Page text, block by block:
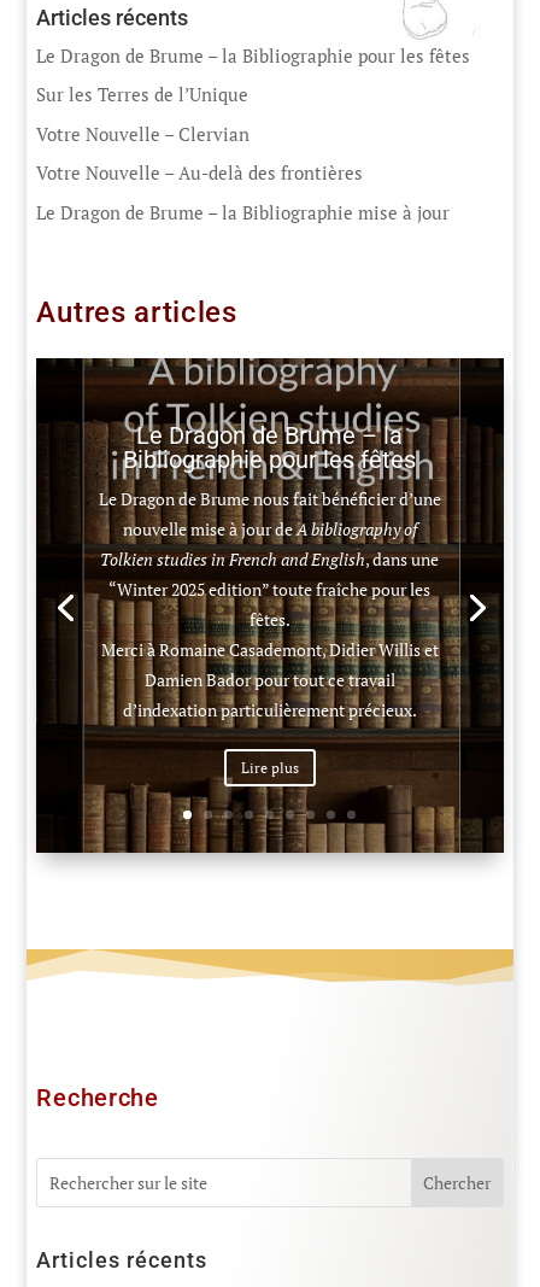
Articles récents
Le Dragon de Brume – la Bibliographie pour les fêtes
Sur les Terres de l’Unique
Votre Nouvelle – Clervian
Votre Nouvelle – Au-delà des frontières
Le Dragon de Brume – la Bibliographie mise à jour
Autres articles
Le Dragon de Brume – la
Bibliographie pour les fêtes
Le Dragon de Brume nous fait bénéficier d’une
nouvelle mise à jour deA bibliography of
Tolkien studies in French and English, dans une
“Winter 2025 edition” toute fraîche pour les
fêtes.
Merci à Romaine Casademont, Didier Willis et
Damien Bador pour tout ce travail
d’indexation particulièrement précieux.
Lire plus
Recherche
Articles récents